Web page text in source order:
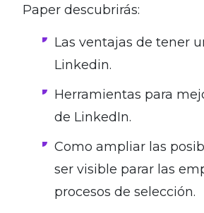
Paper descubrirás:
Las ventajas de tener
Linkedin.
Herramientas para
de LinkedIn.
Como ampliar las
ser visible parar las
procesos de selección.